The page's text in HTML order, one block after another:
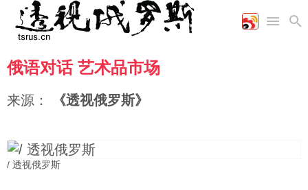
首页
国际
时政
空军
海军
财经
商业
农业
文艺
教育
图片新闻
高清图片
图表
俄语对话 艺术品市场
来源： 《透视俄罗斯》
/ 透视俄罗斯